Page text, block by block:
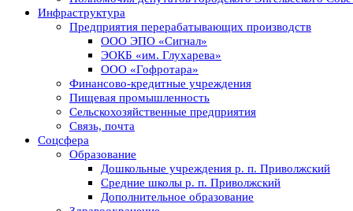
Инфраструктура
Предприятия перерабатывающих производств
ООО ЭПО «Сигнал»
ЭОКБ «им. Глухарева»
ООО «Гофротара»
Финансово-кредитные учреждения
Пищевая промышленность
Сельскохозяйственные предприятия
Связь, почта
Соцсфера
Образование
Дошкольные учреждения р. п. Приволжский
Средние школы р. п. Приволжский
Дополнительное образование